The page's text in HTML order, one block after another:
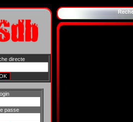
directe
Login
passe